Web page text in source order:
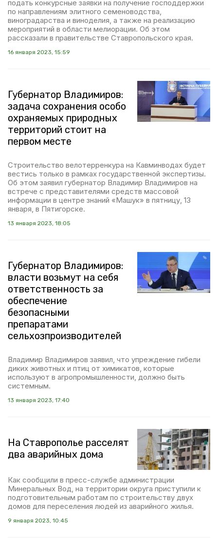
подать конкурсные заявки на получение господдержки
по направлениям элитного семеноводства,
виноградарства и виноделия, а также на реализацию
мероприятий в области мелиорации. Об этом
рассказали в правительстве Ставропольского края.
16 января 2023, 15:59
Губернатор Владимиров:
задача сохранения особо
охраняемых природных
территорий стоит на
первом месте
Строительство велотерренкура на Кавминводах будет
вестись только в рамках государственной экспертизы.
Об этом заявил губернатор Владимир Владимиров на
встрече с представителями средств массовой
информации в центре знаний «Машук» в пятницу, 13
января, в Пятигорске.
13 января 2023, 18:05
Губернатор Владимиров:
власти возьмут на себя
ответственность за
обеспечение
безопасными
препаратами
сельхозпроизводителей
Владимир Владимиров заявил, что упреждение гибели
диких животных и птиц от химикатов, которые
используют в агропромышленности, должно быть
системным.
13 января 2023, 17:40
На Ставрополье расселят
два аварийных дома
Как сообщили в пресс-службе администрации
Минеральных Вод, на территории округа приступили к
подготовительным работам по строительству двух
домов для переселения людей из аварийного жилья.
9 января 2023, 10:45